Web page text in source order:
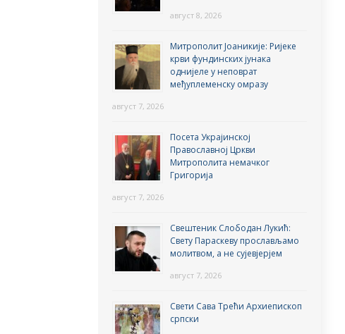
август 8, 2026
Митрополит Јоаникије: Ријеке
крви фундинских јунака
однијеле у неповрат
међуплеменску омразу
август 7, 2026
Посета Украјинској
Православној Цркви
Митрополита немачког
Григорија
август 7, 2026
Свештеник Слободан Лукић:
Свету Параскеву прослављамо
молитвом, а не сујевјерјем
август 7, 2026
Свети Сава Трећи Архиепископ
српски